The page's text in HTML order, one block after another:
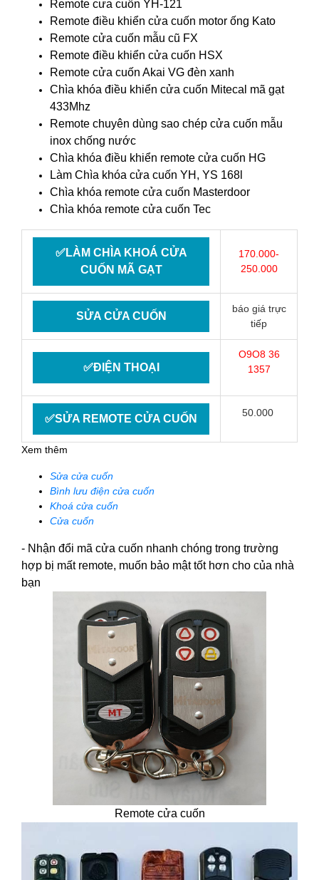
Remote cưa cuốn YH-121
Remote điều khiển cửa cuốn motor ống Kato
Remote cửa cuốn mẫu cũ FX
Remote điều khiển cửa cuốn HSX
Remote cửa cuốn Akai VG đèn xanh
Chìa khóa điều khiển cửa cuốn Mitecal mã gạt
433Mhz
Remote chuyên dùng sao chép cửa cuốn mẫu
inox chống nước
Chìa khóa điều khiển remote cửa cuốn HG
Làm Chìa khóa cửa cuốn YH, YS 168l
Chìa khóa remote cửa cuốn Masterdoor
Chìa khóa remote cửa cuốn Tec
✅LÀM CHÌA KHOÁ CỬA
CUỐN MÃ GẠT
170.000-
250.000
SỬA CỬA CUỐN
báo giá trực
tiếp
✅ĐIỆN THOẠI
O9O8 36
1357
✅SỬA REMOTE CỬA CUỐN 50.000
Xem thêm
Sửa cửa cuốn
Bình lưu điện cửa cuốn
Khoá cửa cuốn
Cửa cuốn
- Nhận đổi mã cửa cuốn nhanh chóng trong trường
hợp bị mất remote, muốn bảo mật tốt hơn cho của nhà
bạn
Remote cửa cuốn